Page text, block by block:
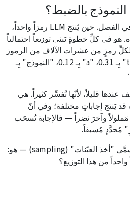
النموذج بالضبط؟
تأتي الحركة الكبرى الثانية في الفصل. حين يُنتج LLM رمزاً واحداً،
هو في كلِّ خطوةٍ يَبني توزيعاً احتمالياً
رمزٍ من عشرات الآلاف من الرموز
الممكنة في المفردات. "the" بِـ 0.31، "a" بِـ 0.12، "النموذج" بِـ
قليلاً، لأنّها تُفسِّر كثيراً. هي
يَنتج إجاباتٍ مختلفة؛ وفي أنّ
وآخرَ نضراً — فالإجابة تُسحَب
مُحدَّدٍ مُسبقاً.
السؤال التالي — وهذا ما يُسمَّى "أخذ العيّنات" (sampling) — هو:
من هذا التوزيع؟